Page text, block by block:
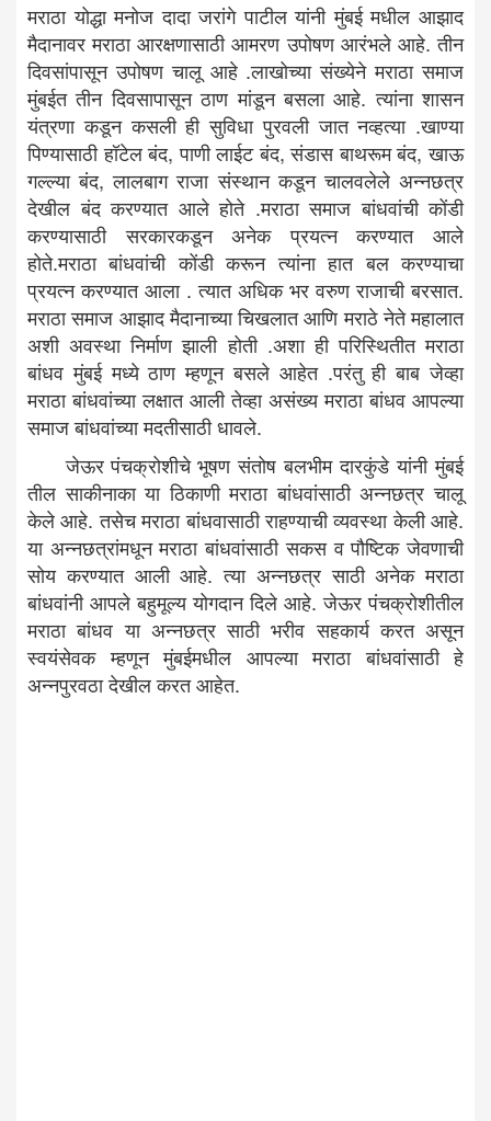
मराठा योद्धा मनोज दादा जरांगे पाटील यांनी मुंबई मधील आझाद
मैदानावर मराठा आरक्षणासाठी आमरण उपोषण आरंभले आहे. तीन
दिवसांपासून उपोषण चालू आहे .लाखोच्या संख्येने मराठा समाज
मुंबईत तीन दिवसापासून ठाण मांडून बसला आहे. त्यांना शासन
यंत्रणा कडून कसली ही सुविधा पुरवली जात नव्हत्या .खाण्या
पिण्यासाठी हॉटेल बंद, पाणी लाईट बंद, संडास बाथरूम बंद, खाऊ
गल्ल्या बंद, लालबाग राजा संस्थान कडून चालवलेले अन्नछत्र
देखील बंद करण्यात आले होते .मराठा समाज बांधवांची कोंडी
करण्यासाठी सरकारकडून अनेक प्रयत्न करण्यात आले
होते.मराठा बांधवांची कोंडी करून त्यांना हात बल करण्याचा
प्रयत्न करण्यात आला . त्यात अधिक भर वरुण राजाची बरसात.
मराठा समाज आझाद मैदानाच्या चिखलात आणि मराठे नेते महालात
अशी अवस्था निर्माण झाली होती .अशा ही परिस्थितीत मराठा
बांधव मुंबई मध्ये ठाण म्हणून बसले आहेत .परंतु ही बाब जेव्हा
मराठा बांधवांच्या लक्षात आली तेव्हा असंख्य मराठा बांधव आपल्या
समाज बांधवांच्या मदतीसाठी धावले.
जेऊर पंचक्रोशीचे भूषण संतोष बलभीम दारकुंडे यांनी मुंबई
तील साकीनाका या ठिकाणी मराठा बांधवांसाठी अन्नछत्र चालू
केले आहे. तसेच मराठा बांधवासाठी राहण्याची व्यवस्था केली आहे.
या अन्नछत्रांमधून मराठा बांधवांसाठी सकस व पौष्टिक जेवणाची
सोय करण्यात आली आहे. त्या अन्नछत्र साठी अनेक मराठा
बांधवांनी आपले बहुमूल्य योगदान दिले आहे. जेऊर पंचक्रोशीतील
मराठा बांधव या अन्नछत्र साठी भरीव सहकार्य करत असून
स्वयंसेवक म्हणून मुंबईमधील आपल्या मराठा बांधवांसाठी हे
अन्नपुरवठा देखील करत आहेत.